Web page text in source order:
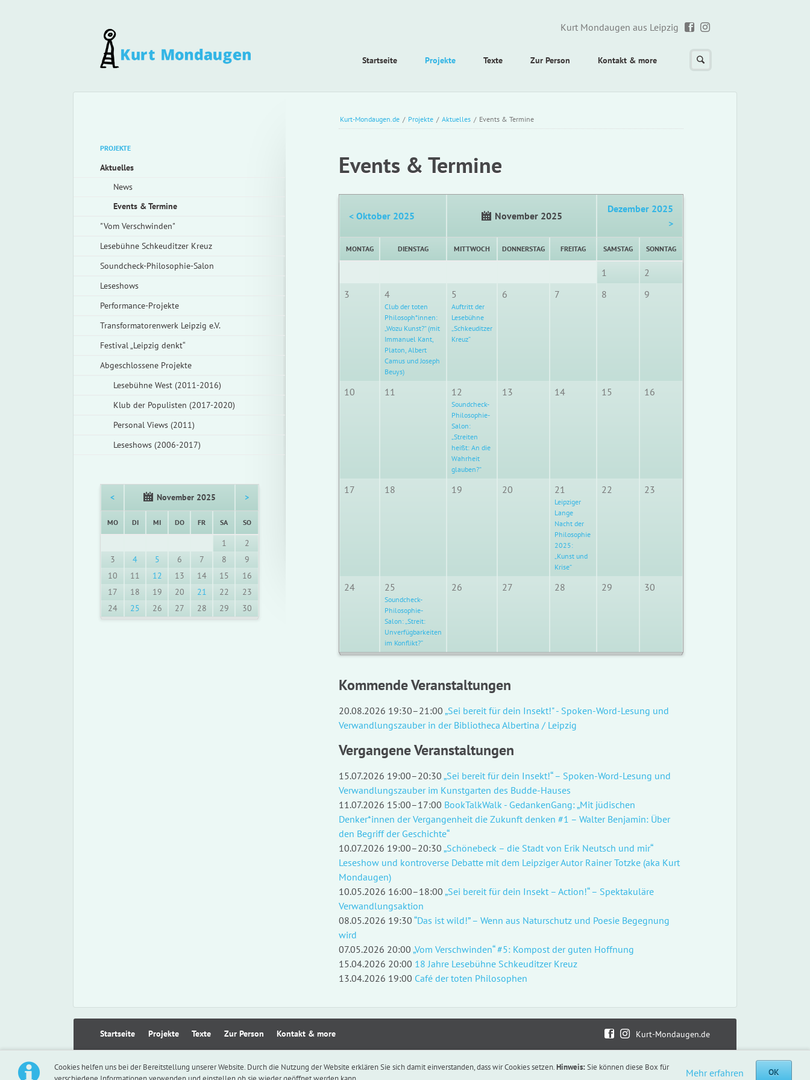
Cookies helfen uns bei der Bereitstellung unserer Website. Durch die Nutzung der Website erklären Sie sich damit einverstanden, dass wir Cookies setzen.Hinweis:Sie können diese Box für
Mehr erfahren OK
NavigationStartseite Projekte Texte Zur Person Kontakt & more
überspringen
Kurt Mondaugen aus Leipzig
Kurt-Mondaugen.de / Projekte / Aktuelles / Events & Termine
Events & Termine
< Oktober 2025 November 2025
Dezember 2025
>
MONTAG DIENSTAG MITTWOCH DONNERSTAG FREITAG SAMSTAG SONNTAG
1
2
3
4
Club der toten
Philosoph*innen:
„Wozu Kunst?“ (mit
Immanuel Kant,
Platon, Albert
Camus und Joseph
Beuys)
5
Auftritt der
Lesebühne
„Schkeuditzer
Kreuz”
6 7 8 9
10 11 12
Soundcheck-
Philosophie-
Salon:
„Streiten
heißt: An die
Wahrheit
glauben?“
13 14 15 16
17 18 19 20 21
Leipziger
Lange
Nacht der
Philosophie
2025:
„Kunst und
Krise“
22 23
24 25
Soundcheck-
Philosophie-
Salon: „Streit:
Unverfügbarkeiten
im Konflikt?”
26 27 28 29 30
Kommende Veranstaltungen
20.08.2026 19:30–21:00 „Sei bereit für dein Insekt!" - Spoken-Word-Lesung und
Verwandlungszauber in der Bibliotheca Albertina / Leipzig
Vergangene Veranstaltungen
15.07.2026 19:00–20:30 „Sei bereit für dein Insekt!“ – Spoken-Word-Lesung und
Verwandlungszauber im Kunstgarten des Budde-Hauses
11.07.2026 15:00–17:00 BookTalkWalk - GedankenGang: „Mit jüdischen
Denker*innen der Vergangenheit die Zukunft denken #1 – Walter Benjamin: Über
den Begriff der Geschichte“
10.07.2026 19:00–20:30 „Schönebeck – die Stadt von Erik Neutsch und mir“
Leseshow und kontroverse Debatte mit dem Leipziger Autor Rainer Totzke (aka Kurt
Mondaugen)
10.05.2026 16:00–18:00 „Sei bereit für dein Insekt – Action!“ – Spektakuläre
Verwandlungsaktion
08.05.2026 19:30 “Das ist wild!” – Wenn aus Naturschutz und Poesie Begegnung
wird
07.05.2026 20:00 „Vom Verschwinden“ #5: Kompost der guten Hoffnung
15.04.2026 20:00 18 Jahre Lesebühne Schkeuditzer Kreuz
13.04.2026 19:00 Café der toten Philosophen
Navigation
PROJEKTE
Aktuelles
News
Events & Termine
"Vom Verschwinden"
Lesebühne Schkeuditzer Kreuz
Soundcheck-Philosophie-Salon
Leseshows
Performance-Projekte
Transformatorenwerk Leipzig e.V.
Festival „Leipzig denkt“
Abgeschlossene Projekte
Lesebühne West (2011-2016)
Klub der Populisten (2017-2020)
Personal Views (2011)
Leseshows (2006-2017)
< November 2025 >
MONTAGDIENSTAG
MITTWOCH
DONNERSTAG
FREITAGSAMSTAG
SONNTAG
1
2
3
4 5 6 7 8
9
10
11 12 13 14 15
16
17
18 19 20 21 22
23
24
25 26 27 28 29 30
Navigation
Startseite Projekte Texte Zur Person Kontakt & more Kurt-Mondaugen.de